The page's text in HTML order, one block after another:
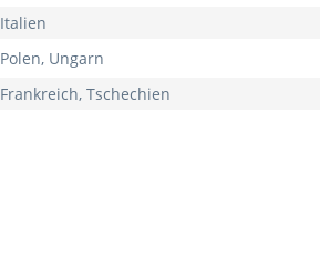
Italien
Polen, Ungarn
Frankreich, Tschechien